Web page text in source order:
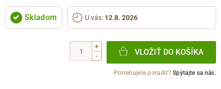
Skladom U vás: 12.8. 2026
+
-
VLOŽIŤ DO KOŠÍKA
Potrebujete poradiť?Spýtajte sa nás.